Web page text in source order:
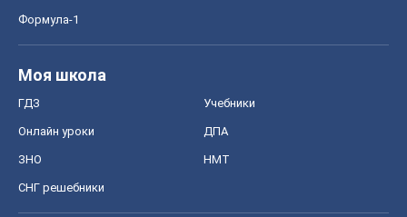
Формула-1
Моя школа
ГДЗ Учебники
Онлайн уроки ДПА
ЗНО НМТ
СНГ решебники